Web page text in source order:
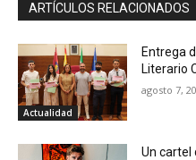
ARTÍCULOS RELACIONADOS
Actualidad
Entrega
Literario
agosto 7,
Un cartel